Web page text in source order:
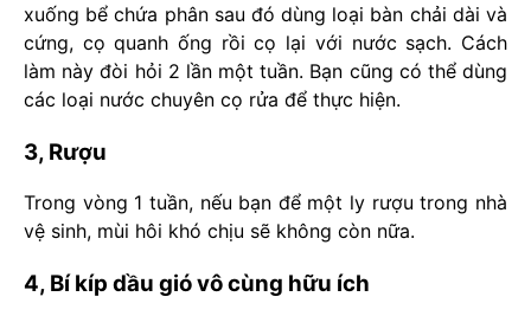
xuống bể chứa phân sau đó dùng loại bàn chải dài và
cứng, cọ quanh ống rồi cọ lại với nước sạch. Cách
làm này đòi hỏi 2 lần một tuần. Bạn cũng có thể dùng
các loại nước chuyên cọ rửa để thực hiện.
3, Rượu
Trong vòng 1 tuần, nếu bạn để một ly rượu trong nhà
vệ sinh, mùi hôi khó chịu sẽ không còn nữa.
4, Bí kíp dầu gió vô cùng hữu ích